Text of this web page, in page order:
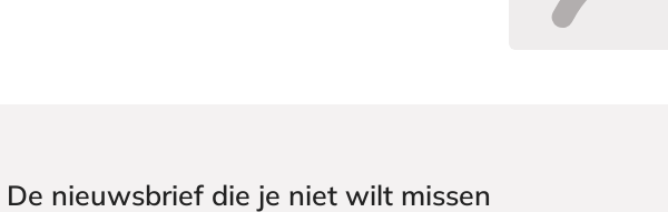
De nieuwsbrief die je niet wilt missen